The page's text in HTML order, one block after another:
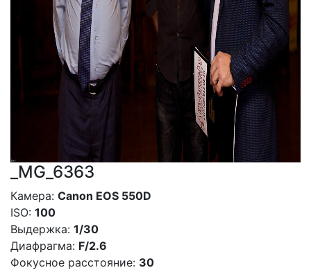
_MG_6363
Камера: Canon EOS 550D
ISO: 100
Выдержка: 1/30
Диафрагма: F/2.6
Фокусное расстояние: 30